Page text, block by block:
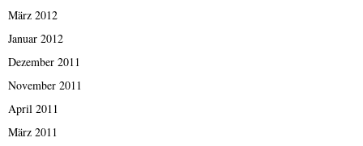
März 2012
Januar 2012
Dezember 2011
November 2011
April 2011
März 2011